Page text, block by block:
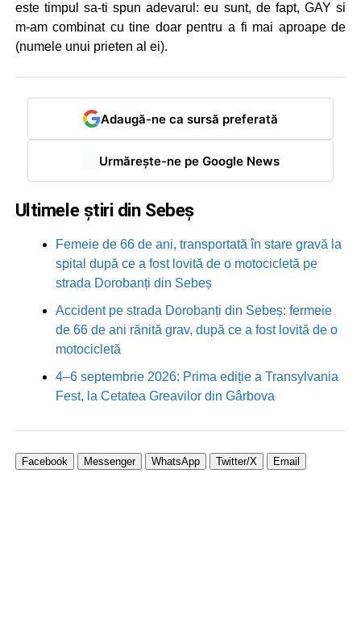
este timpul sa-ti spun adevarul: eu sunt, de fapt, GAY si
m-am combinat cu tine doar pentru a fi mai aproape de
(numele unui prieten al ei).
Adaugă-ne ca sursă preferată
Urmărește-ne pe Google News
Ultimele știri din Sebeș
Femeie de 66 de ani, transportată în stare gravă la
spital după ce a fost lovită de o motocicletă pe
strada Dorobanți din Sebeș
Accident pe strada Dorobanți din Sebeș: fermeie
de 66 de ani rănită grav, după ce a fost lovită de o
motocicletă
4–6 septembrie 2026: Prima ediție a Transylvania
Fest, la Cetatea Greavilor din Gârbova
Facebook Messenger WhatsApp Twitter/X Email